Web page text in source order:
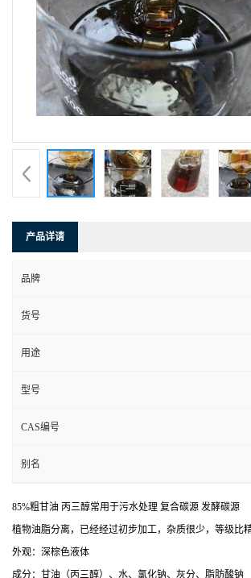
产品详请
品牌
货号
用途
型号
CAS编号
别名
85%粗甘油 丙三醇常用于污水处理 复合碳源 发酵碳源
植物油脂分离，已经经过初步加工，杂质很少，等级比
外观：深棕色液体
成分：甘油（丙三醇）、水、氯化钠、灰分、脂肪酸钠